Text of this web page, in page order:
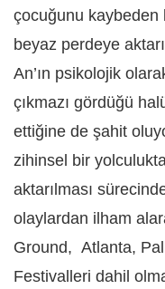
çocuğunu kaybeden
beyaz perdeye
An’ın psikolojik
çıkmazı gördüğü
ettiğine de şahit
zihinsel bir
aktarılması
olaylardan ilham
Ground, Atlanta,
Festivalleri dahil